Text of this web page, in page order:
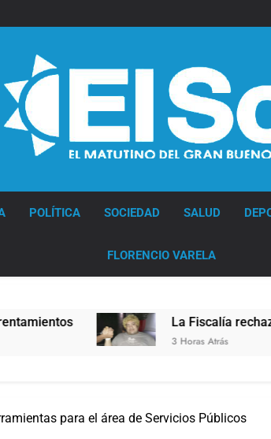
POLÍTICA SOCIEDAD SALUD
FLORENCIO VARELA
La Fiscalía rechazó el
3 Horas Atrás
para el área de Servicios Públicos